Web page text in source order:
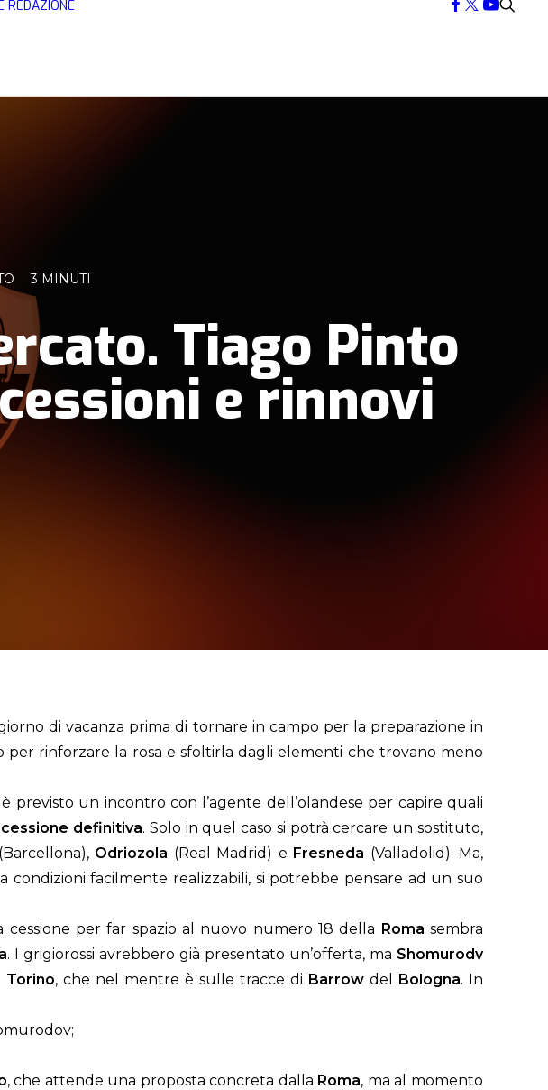
REDAZIONE
3 MINUTI
Tiago Pinto
e rinnovi
di vacanza prima di tornare in campo per la preparazione in
per rinforzare la rosa e sfoltirla dagli elementi che trovano meno
è previsto un incontro con l’agente dell’olandese per capire quali
definitiva. Solo in quel caso si potrà cercare un sostituto,
(Barcellona), Odriozola (Real Madrid) e Fresneda (Valladolid). Ma,
facilmente realizzabili, si potrebbe pensare ad un suo
cessione per far spazio al nuovo numero 18 della Roma sembra
. I grigiorossi avrebbero già presentato un’offerta, ma Shomurodv
Torino, che nel mentre è sulle tracce di Barrow del Bologna. In
, che attende una proposta concreta dalla Roma, ma al momento